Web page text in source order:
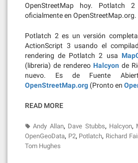
OpenStreetMap hoy. Potlatch
oficialmente en OpenStreetMap.org.
Potlatch 2 es un versión
ActionScript 3 usando el
rendering de Potlatch 2 usa
(libreria) de rendereo Halcyon de
nuevo. Es de Fuente
OpenStreetMap.org (Pronto en
READ MORE
Andy Allan, Dave Stubbs, Halcyon,
OpenGeoData, P2, Potlatch, Richard
Tom Hughes